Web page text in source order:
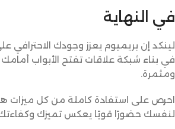
في النهاية
لينكد إن بريميوم يعزز وجودك الاحترافي
في بناء شبكة علاقات تفتح الأبواب
ومثمرة.
احرص على استفادة كاملة من كل ميزات هذا
لنفسك حضورًا قويًا يعكس تميزك